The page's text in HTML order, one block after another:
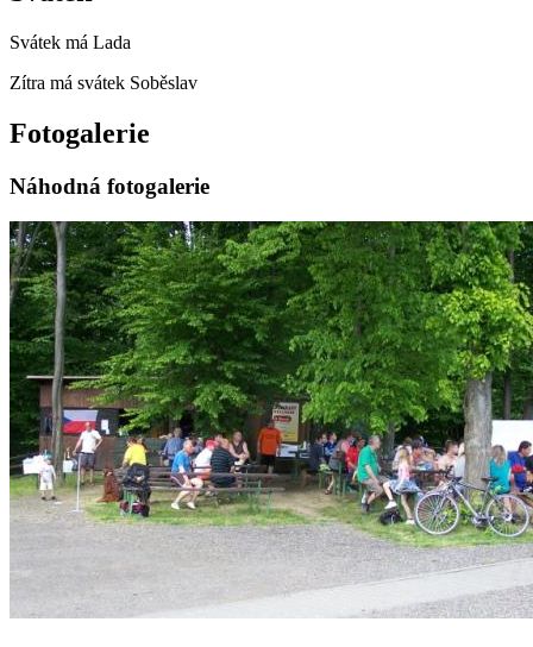
Svátek má Lada
Zítra má svátek Soběslav
Fotogalerie
Náhodná fotogalerie